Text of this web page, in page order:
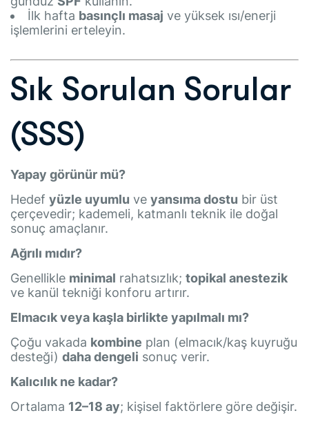
İlk hafta basınçlı masaj ve yüksek ısı/enerji
işlemlerini erteleyin.
Sık Sorulan Sorular
(SSS)
Yapay görünür mü?
Hedef yüzle uyumlu ve yansıma dostu bir üst
çerçevedir; kademeli, katmanlı teknik ile doğal
sonuç amaçlanır.
Ağrılı mıdır?
Genellikle minimal rahatsızlık; topikal anestezik
ve kanül tekniği konforu artırır.
Elmacık veya kaşla birlikte yapılmalı mı?
Çoğu vakada kombine plan (elmacık/kaş kuyruğu
desteği) daha dengeli sonuç verir.
Kalıcılık ne kadar?
Ortalama 12–18 ay; kişisel faktörlere göre değişir.